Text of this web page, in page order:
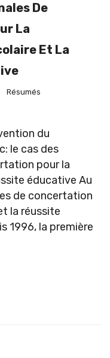
De
La
Et La
Résumés
du
le cas des
pour la
éducative Au
de concertation
la réussite
1996, la première